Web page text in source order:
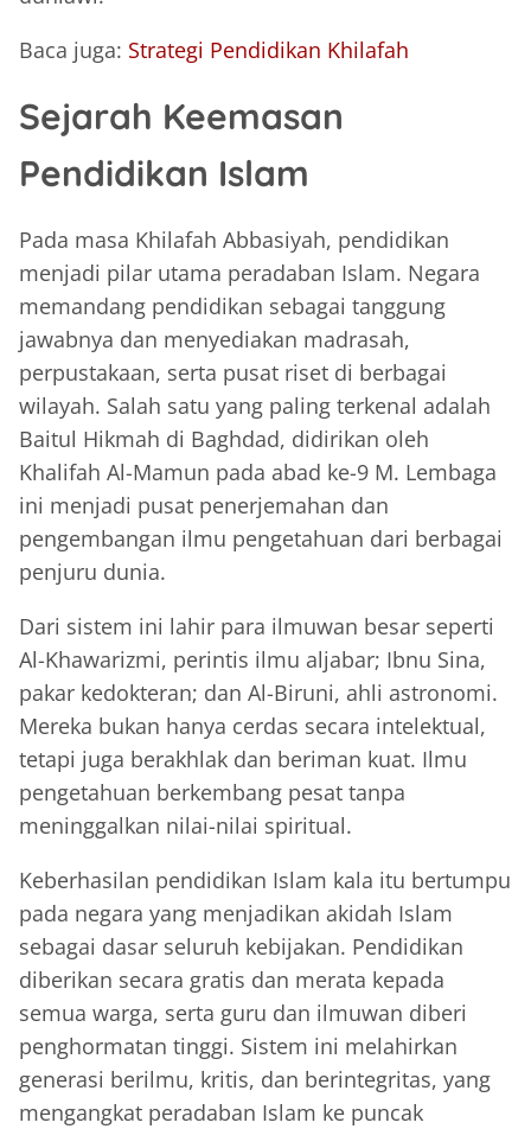
Baca juga: Strategi Pendidikan Khilafah
Sejarah Keemasan
Pendidikan Islam
Pada masa Khilafah Abbasiyah, pendidikan
menjadi pilar utama peradaban Islam. Negara
memandang pendidikan sebagai tanggung
jawabnya dan menyediakan madrasah,
perpustakaan, serta pusat riset di berbagai
wilayah. Salah satu yang paling terkenal adalah
Baitul Hikmah di Baghdad, didirikan oleh
Khalifah Al-Mamun pada abad ke-9 M. Lembaga
ini menjadi pusat penerjemahan dan
pengembangan ilmu pengetahuan dari berbagai
penjuru dunia.
Dari sistem ini lahir para ilmuwan besar seperti
Al-Khawarizmi, perintis ilmu aljabar; Ibnu Sina,
pakar kedokteran; dan Al-Biruni, ahli astronomi.
Mereka bukan hanya cerdas secara intelektual,
tetapi juga berakhlak dan beriman kuat. Ilmu
pengetahuan berkembang pesat tanpa
meninggalkan nilai-nilai spiritual.
Keberhasilan pendidikan Islam kala itu bertumpu
pada negara yang menjadikan akidah Islam
sebagai dasar seluruh kebijakan. Pendidikan
diberikan secara gratis dan merata kepada
semua warga, serta guru dan ilmuwan diberi
penghormatan tinggi. Sistem ini melahirkan
generasi berilmu, kritis, dan berintegritas, yang
mengangkat peradaban Islam ke puncak